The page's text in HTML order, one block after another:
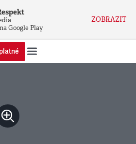
Google Play
ZOBRAZIT